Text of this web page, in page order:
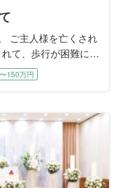
ご主人様を亡くされ
て、歩行が困難にな
お暮しでした。 施設
ら、ちょっとしたア
そうです。 「コロナ
うことは出来なかっ
てやり尽くしまし
様はおっしゃいまし
150万円